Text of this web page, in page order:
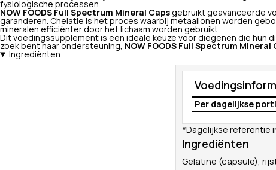
fysiologische processen.
NOW FOODS Full Spectrum Mineral Caps gebruikt geavanceerde
garanderen. Chelatie is het proces waarbij metaalionen worden
mineralen efficiënter door het lichaam worden gebruikt.
Dit voedingssupplement is een ideale keuze voor diegenen die hun
zoek bent naar ondersteuning,
NOW FOODS Full Spectrum Mineral
Ingrediënten
Per dagelijkse
*Dagelijkse referentie
Ingrediënten
Gelatine (capsule),